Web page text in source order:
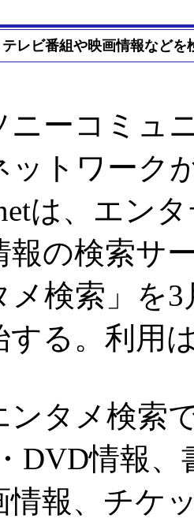
テレビ番組や映画情報など
ーコミュ
ットワーク
は、エン
報の検索サ
メ検索」を3
する。利用
タメ検索
DVD情報
情報、チケ